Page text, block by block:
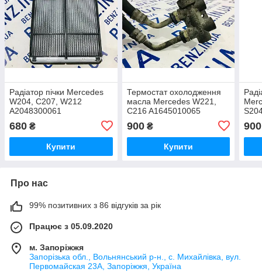
Радіатор пічки Mercedes
W204, C207, W212
A2048300061
680 ₴
Купити
Термостат охолодження
масла Mercedes W221,
C216 A1645010065
900₴
Купити
900
Про нас
99% позитивних з 86 відгуків за рік
Працює з 05.09.2020
м. Запоріжжя
Запорізька обл., Вольнянський р-н., с. Михайлівка, вул.
Первомайская 23А, Запоріжжя, Україна